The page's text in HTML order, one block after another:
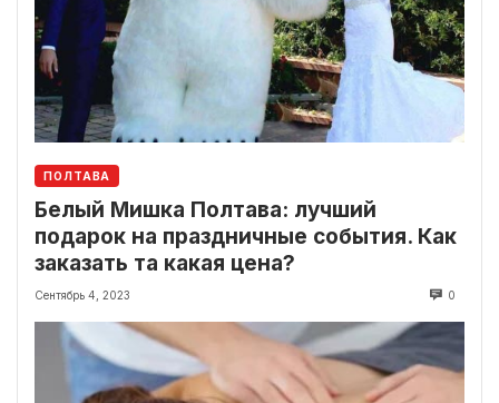
ПОЛТАВА
Белый Мишка Полтава: лучший
подарок на праздничные события. Как
заказать та какая цена?
Сентябрь 4, 2023 0